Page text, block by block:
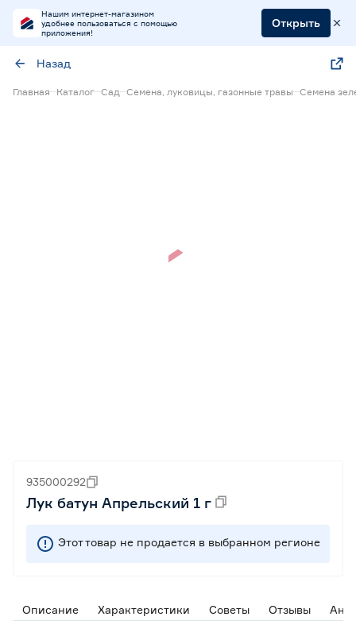
Нашим интернет-магазином
удобнее пользоваться с помощью
приложения!
Открыть
Назад
Главная Каталог Сад Семена, луковицы, газонные травы Семена
935000292
Лук батун Апрельский 1 г
Этот товар не продается в выбранном регионе
Описание Характеристики Советы Отзывы